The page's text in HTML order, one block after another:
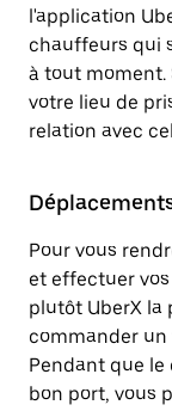
l'application
chauffeurs qui
à tout moment.
votre lieu de
relation avec
Pour vous
et effectuer
plutôt UberX la
commander un
Pendant que
bon port, vous